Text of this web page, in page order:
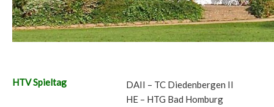
HTV Spieltag
DAII – TC Diedenbergen II
HE – HTG Bad Homburg